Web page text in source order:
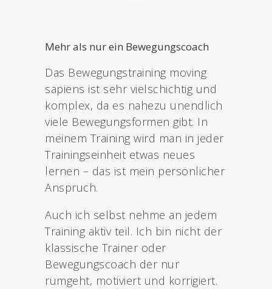
Mehr als nur ein Bewegungscoach
Das Bewegungstraining moving
sapiens ist sehr vielschichtig und
komplex, da es nahezu unendlich
viele Bewegungsformen gibt. In
meinem Training wird man in jeder
Trainingseinheit etwas neues
lernen – das ist mein persönlicher
Anspruch.
Auch ich selbst nehme an jedem
Training aktiv teil. Ich bin nicht der
klassische Trainer oder
Bewegungscoach der nur
rumgeht, motiviert und korrigiert.